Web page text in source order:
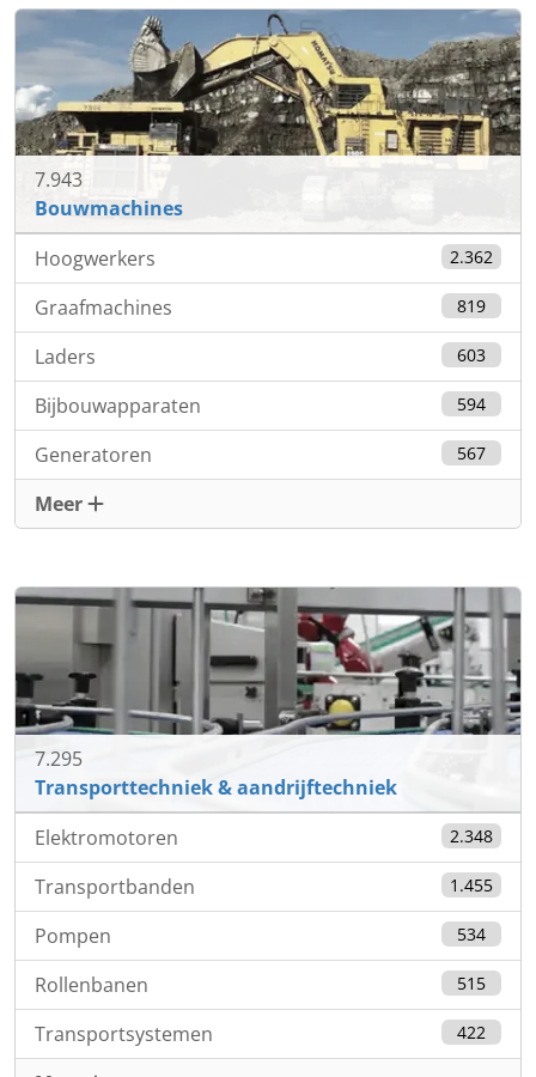
7.943
Bouwmachines
Hoogwerkers
2.362
Graafmachines 819
Laders 603
Bijbouwapparaten 594
Generatoren 567
Meer
7.295
Transporttechniek & aandrijftechniek
Elektromotoren
2.348
Transportbanden 1.455
Pompen 534
Rollenbanen 515
Transportsystemen 422